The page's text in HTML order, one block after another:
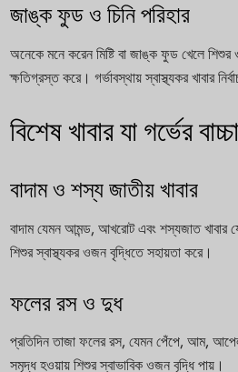
জাঙ্ক ফুড ও চিনি পরিহার
অনেকে মনে করেন মিষ্টি বা জাঙ্ক ফুড খেলে
ক্ষতিগ্রস্ত করে। গর্ভাবস্থায় স্বাস্থ্যকর খাবার
বিশেষ খাবার যা গর্ভের
বাদাম ও শস্য জাতীয় খাবার
বাদাম যেমন আমন্ড, আখরোট এবং শস্যজাত খাবার
শিশুর স্বাস্থ্যকর ওজন বৃদ্ধিতে সহায়তা করে।
ফলের রস ও দুধ
প্রতিদিন তাজা ফলের রস, যেমন পেঁপে, আম, আপেল
সমৃদ্ধ হওয়ায় শিশুর স্বাভাবিক ওজন বৃদ্ধি পায়।